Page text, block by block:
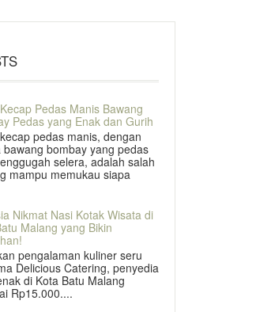
Pedas Manis Bawang
Pedas yang Enak dan Gurih
pedas manis, dengan
bawang bombay yang pedas
selera, adalah salah
mampu memukau siapa
Nikmat Nasi Kotak Wisata di
Malang yang Bikin
pengalaman kuliner seru
Delicious Catering, penyedia
di Kota Batu Malang
Rp15.000....